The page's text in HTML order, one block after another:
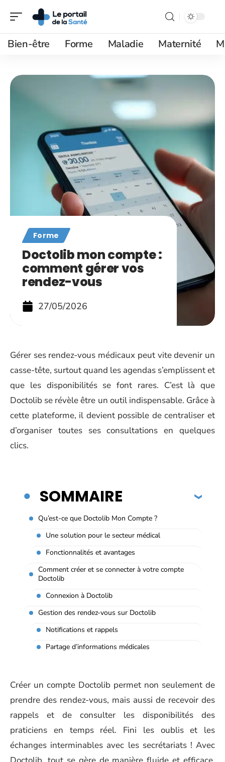
Bien-être Forme Maladie Maternité
Forme
Doctolib mon compte :
comment gérer vos
rendez-vous
27/05/2026
Gérer ses rendez-vous médicaux peut vite devenir un
casse-tête, surtout quand les agendas s’emplissent et
que les disponibilités se font rares. C’est là que
Doctolib se révèle être un outil indispensable. Grâce à
cette plateforme, il devient possible de centraliser et
d’organiser toutes ses consultations en quelques
clics.
SOMMAIRE
Qu’est-ce que Doctolib Mon Compte ?
Une solution pour le secteur médical
Fonctionnalités et avantages
Comment créer et se connecter à votre compte
Doctolib
Connexion à Doctolib
Gestion des rendez-vous sur Doctolib
Notifications et rappels
Partage d’informations médicales
Créer un compte Doctolib permet non seulement de
prendre des rendez-vous, mais aussi de recevoir des
rappels et de consulter les disponibilités des
praticiens en temps réel. Fini les oublis et les
échanges interminables avec les secrétariats ! Avec